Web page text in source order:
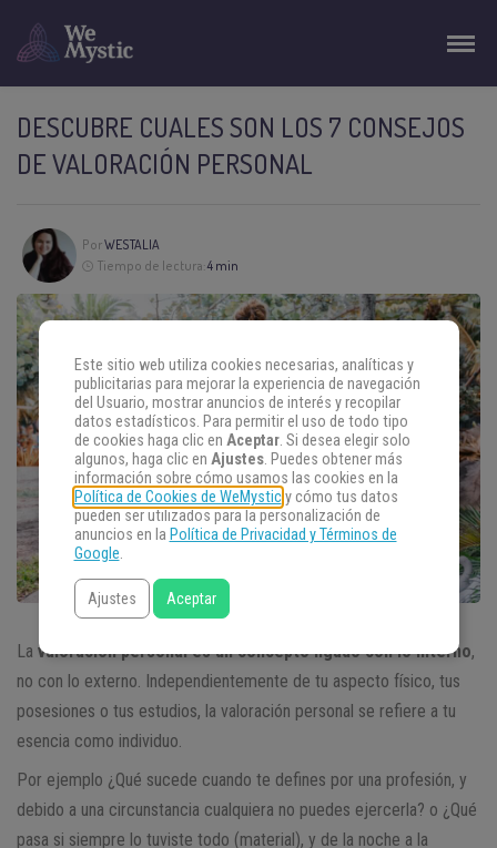
DESCUBRE CUALES SON LOS 7 CONSEJOS
DE VALORACIÓN PERSONAL
PorWESTALIA
Tiempo de lectura:4 min
La valoración personal es un concepto ligado con lo interno,
no con lo externo. Independientemente de tu aspecto físico, tus
posesiones o tus estudios, la valoración personal se refiere a tu
esencia como individuo.
Por ejemplo ¿Qué sucede cuando te defines por una profesión, y
debido a una circunstancia cualquiera no puedes ejercerla? o ¿Qué
pasa si siempre lo tuviste todo (material), y de la noche a la
Este sitio web utiliza cookies necesarias, analíticas y
publicitarias para mejorar la experiencia de navegación
del Usuario, mostrar anuncios de interés y recopilar
datos estadísticos. Para permitir el uso de todo tipo
de cookies haga clic en Aceptar. Si desea elegir solo
algunos, haga clic en Ajustes. Puedes obtener más
información sobre cómo usamos las cookies en la
Política de Cookies de WeMysticy cómo tus datos
pueden ser utilizados para la personalización de
anuncios en la Política de Privacidad y Términos de
Google.
Ajustes Aceptar